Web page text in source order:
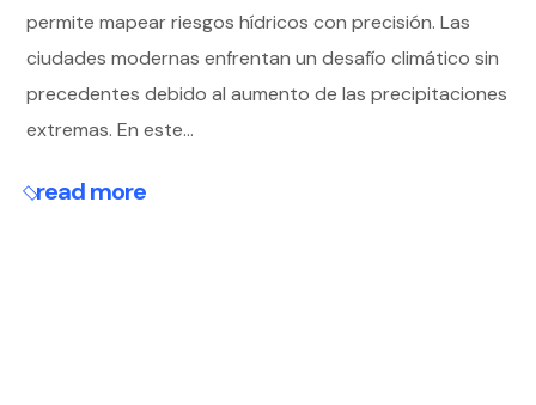
permite mapear riesgos hídricos con precisión. Las
ciudades modernas enfrentan un desafío climático sin
precedentes debido al aumento de las precipitaciones
extremas. En este...
read more